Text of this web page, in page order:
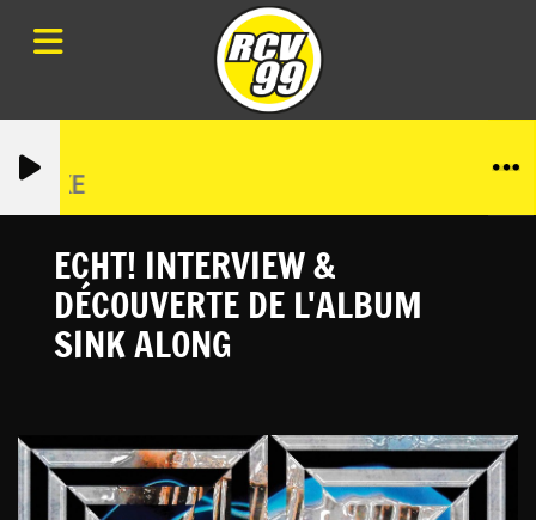
ECHT! INTERVIEW &
DÉCOUVERTE DE L'ALBUM
SINK ALONG